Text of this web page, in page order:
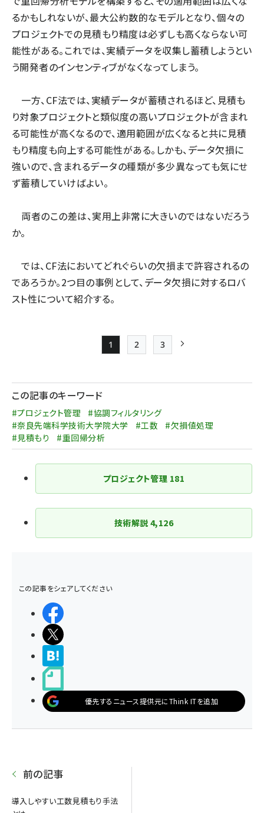
るかもしれないが、最大公約数的なモデルとなり、個々の
プロジェクトでの見積もり精度は必ずしも高くならない可
能性がある。これでは、実績データを収集し蓄積しようとい
う開発者のインセンティブがなくなってしまう。
一方、CF法では、実績データが蓄積されるほど、見積も
り対象プロジェクトと類似度の高いプロジェクトが含まれ
る可能性が高くなるので、適用範囲が広くなると共に見積
もり精度も向上する可能性がある。しかも、データ欠損に
強いので、含まれるデータの種類が多少異なっても気にせ
ず蓄積していけばよい。
両者のこの差は、実用上非常に大きいのではないだろう
か。
では、CF法においてどれぐらいの欠損まで許容されるの
であろうか。2つ目の事例として、データ欠損に対するロバ
スト性について紹介する。
送
り
Page
1
Page
2
Page
3
この記事のキーワード
#プロジェクト管理
#協調フィルタリング
#奈良先端科学技術大学院大学
#工数
#欠損値処理
#見積もり
#重回帰分析
プロジェクト管理 181
技術解説 4,126
この記事をシェアしてください
優先するニュース提供元にThink ITを追加
前の記事
導入しやすい工数見積もり手法